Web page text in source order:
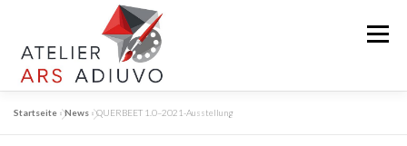
springen
Menü
KÜNSTLERIN
Startseite »News »QUERBEET 1.0–2021-Ausstellung